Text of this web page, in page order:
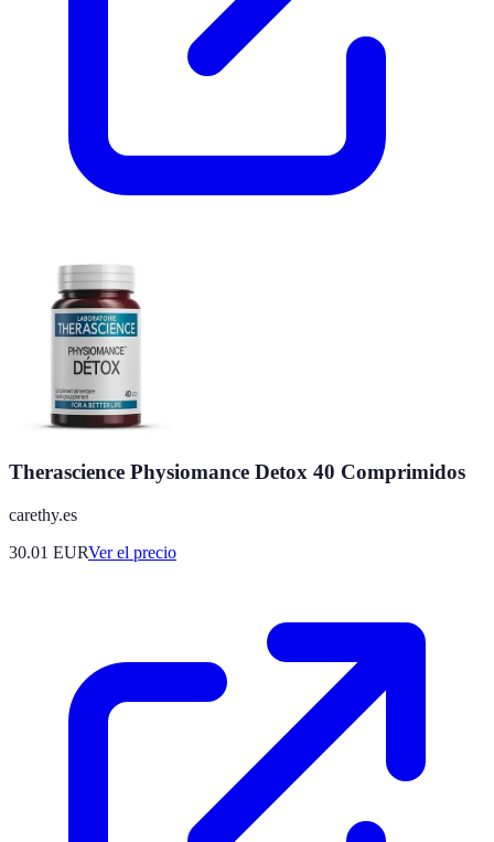
Therascience Physiomance Detox 40 Comprimidos
carethy.es
30.01 EURVer el precio